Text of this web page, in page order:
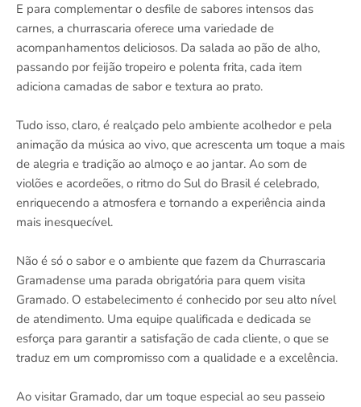
E para complementar o desfile de sabores intensos das
carnes, a churrascaria oferece uma variedade de
acompanhamentos deliciosos. Da salada ao pão de alho,
passando por feijão tropeiro e polenta frita, cada item
adiciona camadas de sabor e textura ao prato.
Tudo isso, claro, é realçado pelo ambiente acolhedor e pela
animação da música ao vivo, que acrescenta um toque a mais
de alegria e tradição ao almoço e ao jantar. Ao som de
violões e acordeões, o ritmo do Sul do Brasil é celebrado,
enriquecendo a atmosfera e tornando a experiência ainda
mais inesquecível.
Não é só o sabor e o ambiente que fazem da Churrascaria
Gramadense uma parada obrigatória para quem visita
Gramado. O estabelecimento é conhecido por seu alto nível
de atendimento. Uma equipe qualificada e dedicada se
esforça para garantir a satisfação de cada cliente, o que se
traduz em um compromisso com a qualidade e a excelência.
Ao visitar Gramado, dar um toque especial ao seu passeio